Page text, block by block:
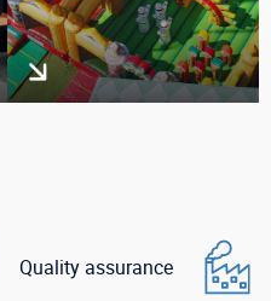
Quality assurance